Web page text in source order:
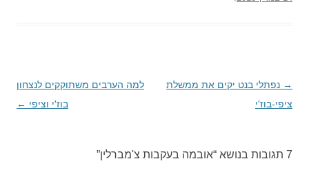
ניווט
בפוסטים
→ נפתלי בנט יקים את ממשלת
ציפי-בוז'י
למה הערבים משתוקקים לנצחון
בוז'י וציפי ←
7 תגובות בנושא “ אובמה בעקבות צ'מברלין”